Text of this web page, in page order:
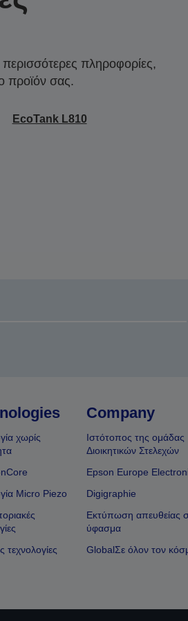
πληροφορίες,
προϊόν σας.
EcoTank L810
χωρίς
Micro Piezo
τεχνολογίες
Company
Ιστότοπος της ομάδας
Διοικητικών Στελεχών
Epson Europe
Digigraphie
Εκτύπωση απευθείας
ύφασμα
GlobalΣε όλον τον